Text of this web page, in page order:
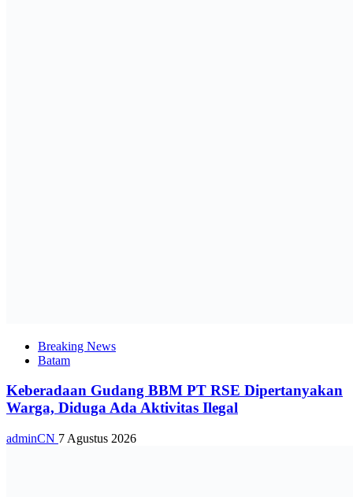
Breaking News
Batam
Keberadaan Gudang BBM PT RSE Dipertanyakan
Warga, Diduga Ada Aktivitas Ilegal
adminCN 7 Agustus 2026